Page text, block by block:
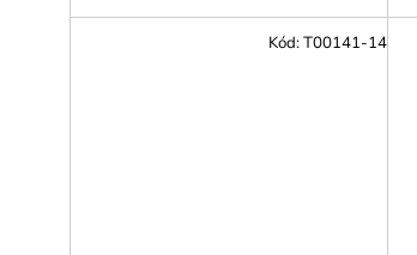
Kód:T00141-14